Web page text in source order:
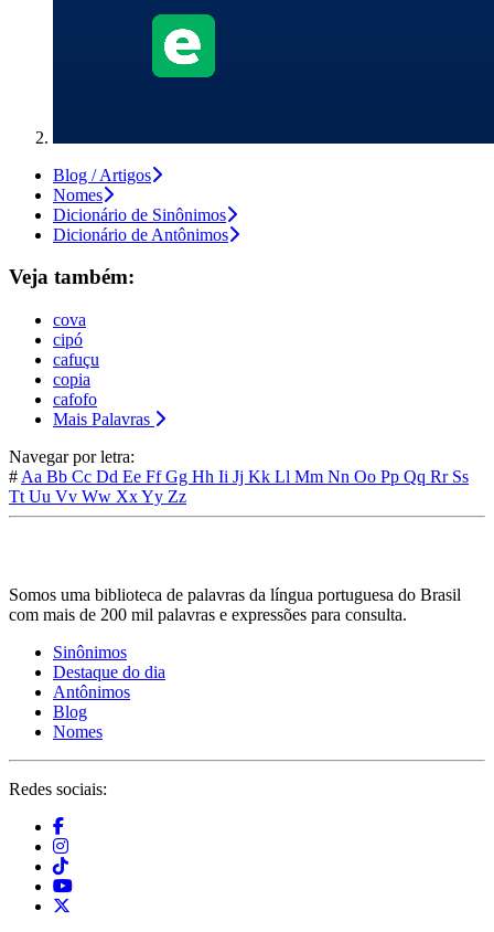
Blog / Artigos
Nomes
Dicionário de Sinônimos
Dicionário de Antônimos
Veja também:
cova
cipó
cafuçu
copia
cafofo
Mais Palavras
Navegar por letra:
# Aa Bb Cc Dd Ee FfGg Hh Ii Jj Kk Ll Mm Nn Oo Pp Qq Rr Ss
Tt Uu Vv Ww XxYy Zz
Somos uma biblioteca de palavras da língua portuguesa do Brasil
com mais de 200 mil palavras e expressões para consulta.
Sinônimos
Destaque do dia
Antônimos
Blog
Nomes
Redes sociais: